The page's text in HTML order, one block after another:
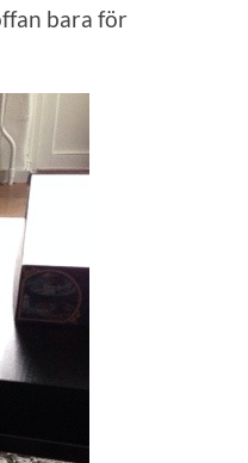
bara för